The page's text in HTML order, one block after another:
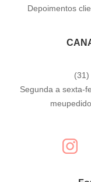
Depoimentos
(31)
Segunda a sexta-